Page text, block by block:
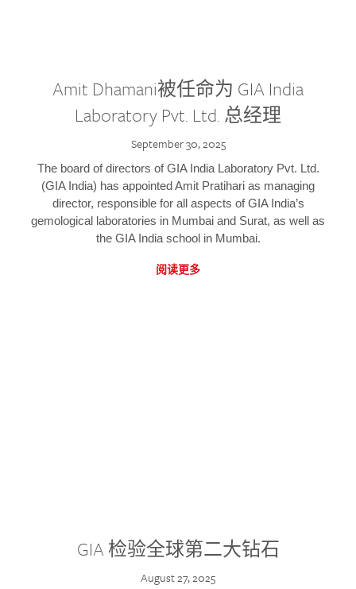
Amit Dhamani被任命为 GIA India
Laboratory Pvt. Ltd. 总经理
September 30, 2025
The board of directors of GIA India Laboratory Pvt. Ltd.
(GIA India) has appointed Amit Pratihari as managing
director, responsible for all aspects of GIA India’s
gemological laboratories in Mumbai and Surat, as well as
the GIA India school in Mumbai.
阅读更多
GIA 检验全球第二大钻石
August 27, 2025